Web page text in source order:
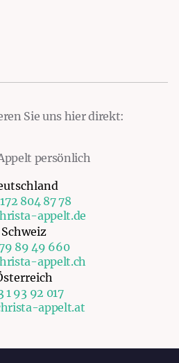
Sie uns hier direkt:
persönlich
804 87 78
appelt.de
Schweiz
89 49 660
appelt.ch
1 93 92 017
appelt.at